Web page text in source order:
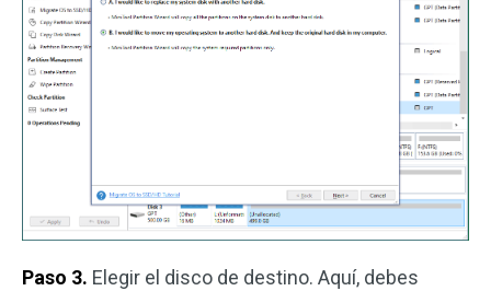
Paso 3. Elegir el disco de destino. Aquí, debes